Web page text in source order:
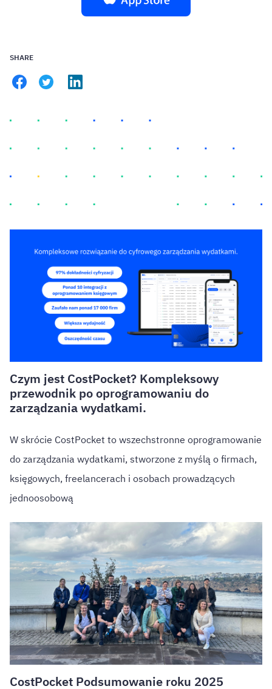
SHARE
Czym jest CostPocket? Kompleksowy
przewodnik po oprogramowaniu do
zarządzania wydatkami.
W skrócie CostPocket to wszechstronne oprogramowanie
do zarządzania wydatkami, stworzone z myślą o firmach,
księgowych, freelancerach i osobach prowadzących
jednoosobową
CostPocket Podsumowanie roku 2025